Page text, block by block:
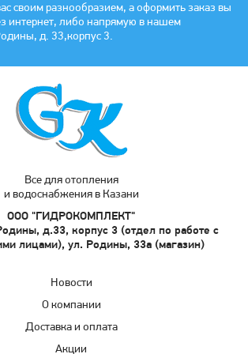
своим разнообразием, а оформить заказ вы
интернет, либо напрямую в нашем
д. 33,корпус 3.
Все для отопления
и водоснабжения в Казани
ООО "ГИДРОКОМПЛЕКТ"
д.33, корпус 3 (отдел по работе с
лицами), ул. Родины, 33а (магазин)
Новости
О компании
Доставка и оплата
Акции